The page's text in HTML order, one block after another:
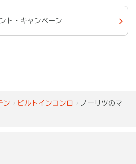
ン ビルトインコンロ
ノーリツのマ
ト・キャンペーン